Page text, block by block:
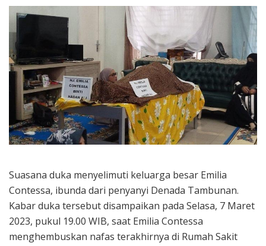
Suasana duka menyelimuti keluarga besar Emilia
Contessa, ibunda dari penyanyi Denada Tambunan.
Kabar duka tersebut disampaikan pada Selasa, 7 Maret
2023, pukul 19.00 WIB, saat Emilia Contessa
menghembuskan nafas terakhirnya di Rumah Sakit